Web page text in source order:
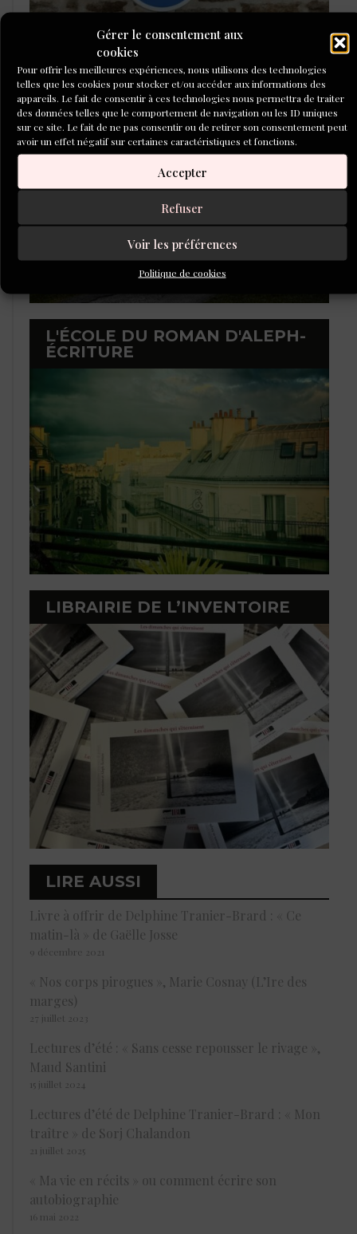
Gérer le consentement aux
cookies
Pour offrir les meilleures expériences, nous utilisons des technologies
telles que les cookies pour stocker et/ou accéder aux informations des
appareils. Le fait de consentir à ces technologies nous permettra de traiter
des données telles que le comportement de navigation ou les ID uniques
sur ce site. Le fait de ne pas consentir ou de retirer son consentement peut
avoir un effet négatif sur certaines caractéristiques et fonctions.
Accepter
Refuser
Voir les préférences
Politique de cookies
LAURÉATS DU CONCOURS DE
POÉSIE 2026
L'ÉCOLE DU ROMAN D'ALEPH-
ÉCRITURE
LIBRAIRIE DE L’INVENTOIRE
LIRE AUSSI
Livre à offrir de Delphine Tranier-Brard : « Ce
matin-là » de Gaëlle Josse
9 décembre 2021
« Nos corps pirogues », Marie Cosnay (L’Ire des
marges)
27 juillet 2023
Lectures d’été : « Sans cesse repousser le rivage »,
Maud Santini
15 juillet 2024
Lectures d’été de Delphine Tranier-Brard : « Mon
traître » de Sorj Chalandon
21 juillet 2025
« Ma vie en récits » ou comment écrire son
autobiographie
16 mai 2022